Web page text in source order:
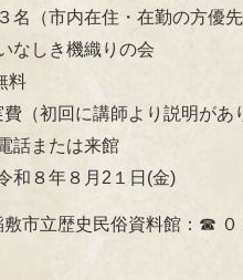
名（市内在住・在勤の方優
なしき機織りの会
料
費（初回に講師より説明があ
話または来館
和８年８月2１日(金)
民俗資料館：☎ ０２９